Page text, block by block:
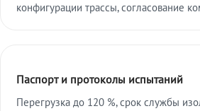
конфигурации трассы, согласование
Паспорт и протоколы испытаний
Перегрузка до 120 %, срок службы